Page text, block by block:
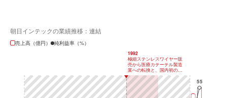
朝日インテックの業績推移：連結
売上高（億円）
純利益率（%）